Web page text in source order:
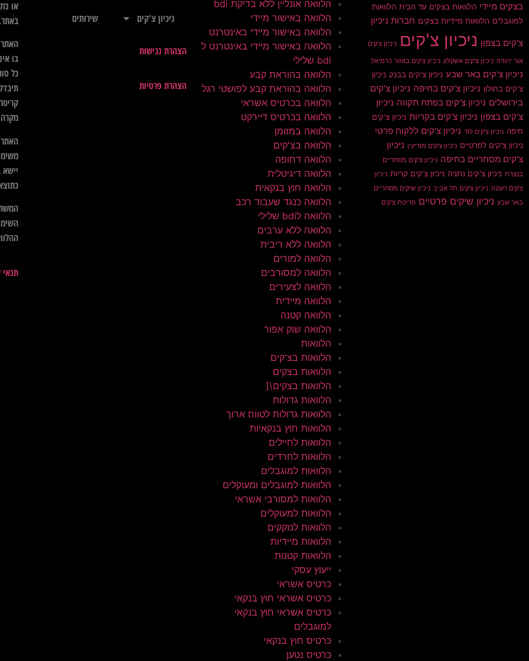
בצקים מיידי הלוואות בצקים עד הבית הלוואות
למוגבלים הלוואות מיידיות בצקים חברות ניכיון
צ'קים בצפון ניכיון צ'קים ניכיון צ'קים
אור יהודה ניכיון צ'קים אשקלון ניכיון צ'קים באזור כרמיאל
ניכיון צ'קים באר שבע ניכיון צ'קים בבנק ניכיון
צ'קים בחולון ניכיון צ'קים בחיפה ניכיון צ'קים
בירושלים ניכיון צ'קים בפתח תקווה ניכיון
צ'קים בצפון ניכיון צ'קים בקריות ניכיון צ'קים
חיפה ניכיון צ'קים לוד ניכיון צ'קים ללקוח פרטי
ניכיון צ'קים לפרטיים ניכיון צ'קים מודיעין ניכיון
צ'קים מסחריים בחיפה ניכיון צ'קים מסחריים
בנצרת ניכיון צ'קים נתניה ניכיון צ'קים קריות ניכיון
צ'קים רעננה ניכיון צ'קים תל אביב ניכיון שיקים מסחריים
באר שבע ניכיון שיקים פרטיים פריטת צ'קים
הלוואה אונליין ללא בדיקת bdi
הלוואה באישור מיידי
הלוואה באישור מיידי באינטרנט
הלוואה באישור מיידי באינטרנט ל
bdi שלילי
הלוואה בהוראת קבע
הלוואה בהוראת קבע לפושטי רגל
הלוואה בכרטיס אשראי
הלוואה בכרטיס דיירקט
הלוואה במזומן
הלוואה בצ'קים
הלוואה דחופה
הלוואה דיגיטלית
הלוואה חוץ בנקאית
הלוואה כנגד שעבוד רכב
הלוואה לbdi שלילי
הלוואה ללא ערבים
הלוואה ללא ריבית
הלוואה למורים
הלוואה למסורבים
הלוואה לצעירים
הלוואה מיידית
הלוואה קטנה
הלוואה שוק אפור
הלוואות
הלוואות בצ'קים
הלוואות בצקים
הלוואות בצקים\[
הלוואות גדולות
הלוואות גדולות לטווח ארוך
הלוואות חוץ בנקאיות
הלוואות לחיילים
הלוואות לחרדים
הלוואות למוגבלים
הלוואות למוגבלים ומעוקלים
הלוואות למסורבי אשראי
הלוואות למעוקלים
הלוואות לנזקקים
הלוואות מיידיות
הלוואות קטנות
ייעוץ עסקי
כרטיס אשראי
כרטיס אשראי חוץ בנקאי
כרטיס אשראי חוץ בנקאי
למוגבלים
כרטיס חוץ בנקאי
כרטיס נטען
ניכיון צ'קים שירותים
הצהרת נגישות
הצהרת פרטיות
או
האתר
בו
כל
מקרה
האתר